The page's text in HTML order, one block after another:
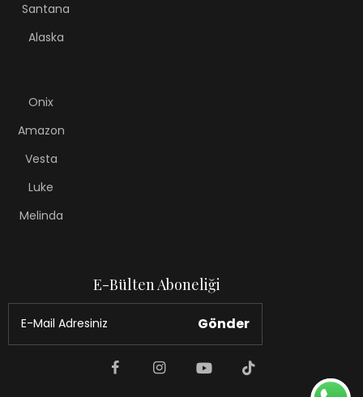
Santana
Alaska
Onix
Amazon
Vesta
Luke
Melinda
E-Bülten Aboneliği
Gönder